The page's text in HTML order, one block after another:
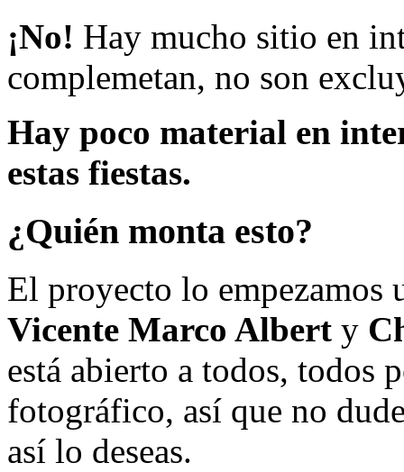
¡No! Hay mucho sitio en
complemetan, no son
Hay poco material en
estas fiestas.
¿Quién monta esto?
El proyecto lo empezamos
Vicente Marco Albert y
está abierto a todos, todos
fotográfico, así que no
así lo deseas.